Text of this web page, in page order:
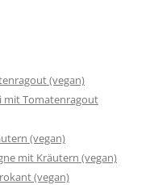
(vegan)
mit Tomatenragout
(vegan)
mit Kräutern (vegan)
(vegan)